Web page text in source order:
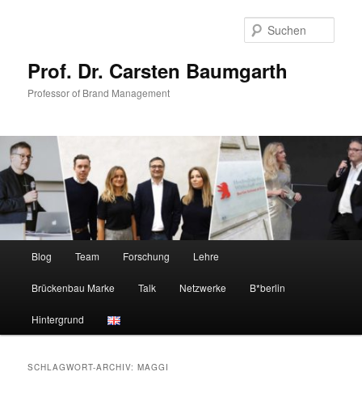
Prof. Dr. Carsten Baumgarth
Professor of Brand Management
Blog Team Forschung Lehre
Brückenbau Marke Talk Netzwerke B*berlin
Hintergrund
SCHLAGWORT-ARCHIV:MAGGI